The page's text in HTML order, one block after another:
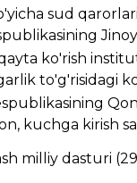
sud
ko'rish
to'g'risidagi
kuchga kirish
milliy dasturi